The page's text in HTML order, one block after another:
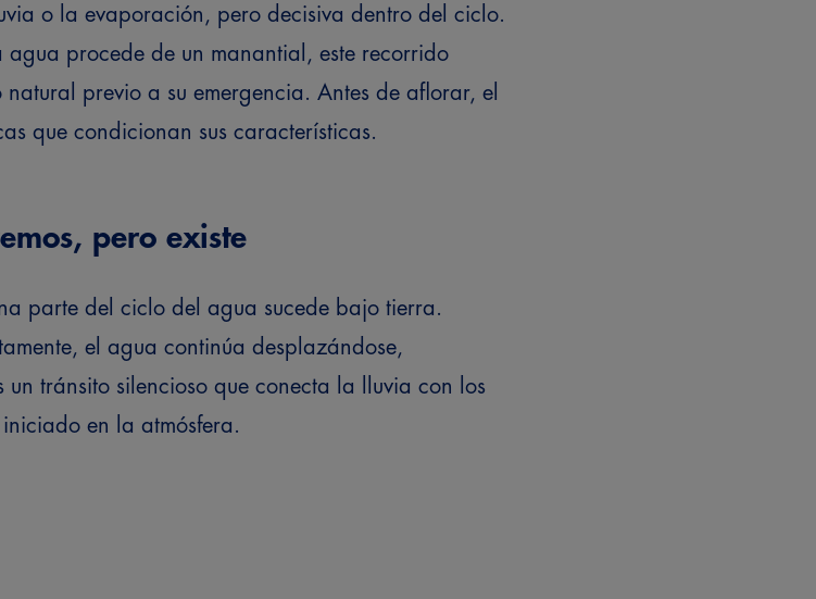
o la evaporación , pero decisiva dentro del ciclo.
agua procede de un manantial, este recorrido
previo a su emergencia. Antes de aflorar, el
que condicionan sus características.
pero existe
parte del ciclo del agua sucede bajo tierra.
el agua continúa desplazándose,
un tránsito silencioso que conecta la lluvia con los
en la atmósfera.